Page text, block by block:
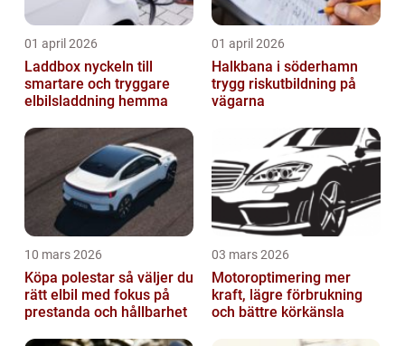
01 april 2026
Laddbox nyckeln till
smartare och tryggare
elbilsladdning hemma
01 april 2026
Halkbana i söderhamn
trygg riskutbildning på
vägarna
10 mars 2026
Köpa polestar så väljer du
rätt elbil med fokus på
prestanda och hållbarhet
03 mars 2026
Motoroptimering mer
kraft, lägre förbrukning
och bättre körkänsla